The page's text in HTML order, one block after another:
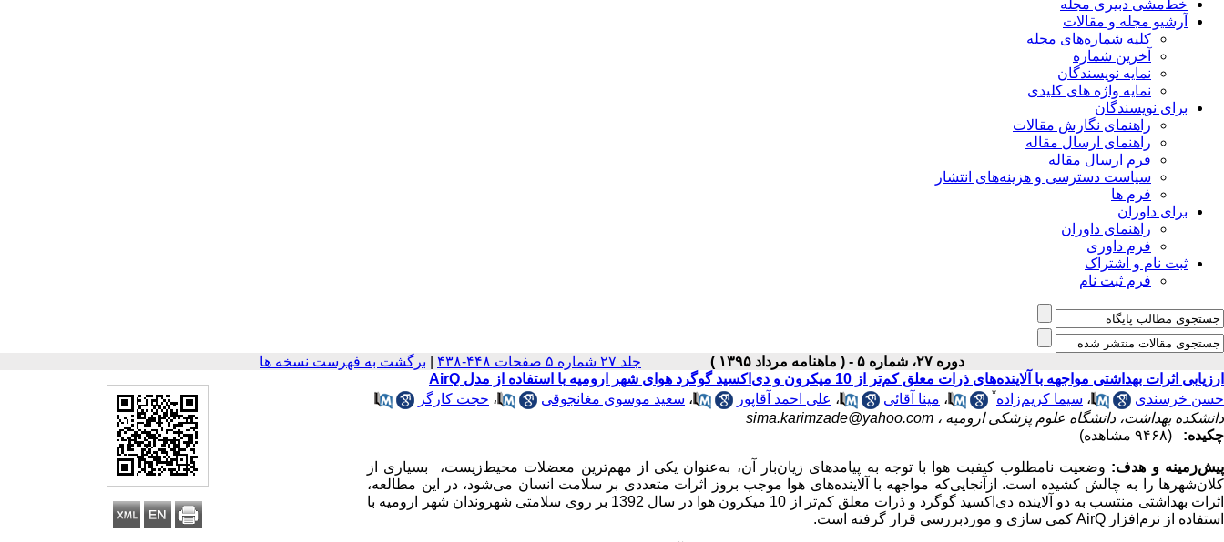
خط‌مشی دبیری مجله
آرشیو مجله و مقالات
کلیه شماره‌های مجله
آخرین شماره
نمایه نویسندگان
نمایه واژه های کلیدی
برای نویسندگان
راهنمای نگارش مقالات
راهنمای ارسال مقاله
فرم ارسال مقاله
سیاست دسترسی و هزینه‌های انتشار
فرم ها
برای داوران
راهنمای داوران
فرم داوری
ثبت نام و اشتراک
فرم ثبت نام
دوره ۲۷، شماره ۵ - ( ماهنامه مرداد ۱۳۹۵ ) جلد ۲۷ شماره ۵ صفحات ۴۴۸-۴۳۸ برگشت به فهرست نسخه ها
ارزیابی اثرات بهداشتی مواجهه با آلاینده‌های ذرات معلق کم‌تر از 10 میکرون و دی‌اکسید گوگرد هوای شهر ارومیه با استفاده از مدل AirQ
حسن خرسندی
، سیما کریم‌زاده* ، مینا آقائی ، علی احمد آقاپور ، سعید موسوی مغانجوقی ، حجت کارگر
دانشکده بهداشت، دانشگاه علوم پزشکی ارومیه ، sima.karimzade@yahoo.com
چکیده:
(۹۴۶۸ مشاهده)
پیش‌زمینه و هدف: وضعیت نامطلوب کیفیت هوا با توجه به پیامدهای زیان‌بار آن، به‌عنوان یکی از مهم‌ترین معضلات محیط‌زیست، بسیاری از
کلان‌شهرها را به چالش کشیده است. ازآنجایی‌که مواجهه با آلاینده‌های هوا موجب بروز اثرات متعددی بر سلامت انسان می‌شود، در این مطالعه،
اثرات بهداشتی منتسب به دو آلاینده دی‌اکسید گوگرد و ذرات معلق کم‌تر از 10 میکرون هوا در سال 1392 بر روی سلامتی شهروندان شهر ارومیه با
استفاده از نرم‌افزار AirQ کمی سازی و موردبررسی قرار گرفته است.